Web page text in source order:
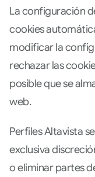
La configuración
cookies
modificar la
rechazar las
posible que se
web.
Perfiles Altavista
exclusiva
o eliminar partes